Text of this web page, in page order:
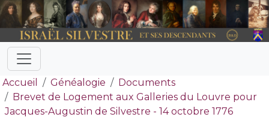
Accueil Généalogie
Documents
Brevet de Logement aux Galleries du Louvre pour
Jacques-Augustin de Silvestre - 14 octobre 1776